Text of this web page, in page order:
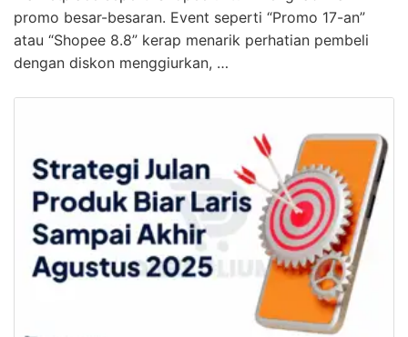
promo besar-besaran. Event seperti “Promo 17-an”
atau “Shopee 8.8” kerap menarik perhatian pembeli
dengan diskon menggiurkan, …